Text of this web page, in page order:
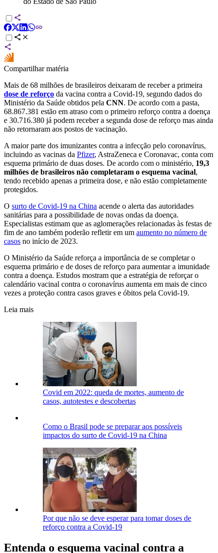
Compartilhar matéria
Mais de 68 milhões de brasileiros deixaram de receber a primeira
dose de reforço da vacina contra a Covid-19, segundo dados do
Ministério da Saúde obtidos pela CNN. De acordo com a pasta,
68.867.381 estão em atraso com o primeiro reforço contra a doença
e 30.716.380 já podem receber a segunda dose de reforço mas ainda
não retornaram aos postos de vacinação.
A maior parte dos imunizantes contra a infecção pelo coronavírus,
incluindo as vacinas da Pfizer, AstraZeneca e Coronavac, conta com
esquema primário de duas doses. De acordo com o ministério, 19,3
milhões de brasileiros não completaram o esquema vacinal,
tendo recebido apenas a primeira dose, e não estão completamente
protegidos.
O surto de Covid-19 na China acende o alerta das autoridades
sanitárias para a possibilidade de novas ondas da doença.
Especialistas estimam que as aglomerações relacionadas às festas de
fim de ano também poderão refletir em um aumento no número de
casos no início de 2023.
O Ministério da Saúde reforça a importância de se completar o
esquema primário e de doses de reforço para aumentar a imunidade
contra a doença. Estudos mostram que a estratégia de reforçar o
calendário vacinal contra o coronavírus aumenta em mais de cinco
vezes a proteção contra casos graves e óbitos pela Covid-19.
Leia mais
Covid em 2022: queda de mortes, aumento de
casos, autotestes e descobertas
Como o Brasil pode se preparar aos possíveis
impactos do surto de Covid-19 na China
Por que não se deve esperar para tomar doses de
reforço contra a Covid-19
Entenda o esquema vacinal contra a